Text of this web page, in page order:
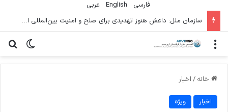
فارسی English
عربي
سازمان ملل: داعش هنوز تهدیدی برای صلح و امنیت بین‌المللی است
تغییر منو
خانه / اخبار
اخبار ویژه